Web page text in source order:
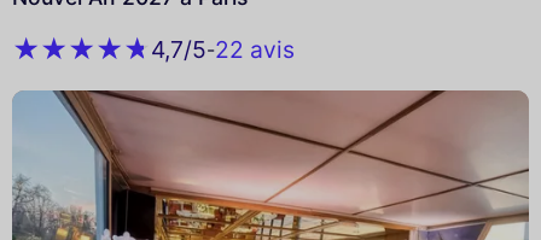
4,7/5-22 avis